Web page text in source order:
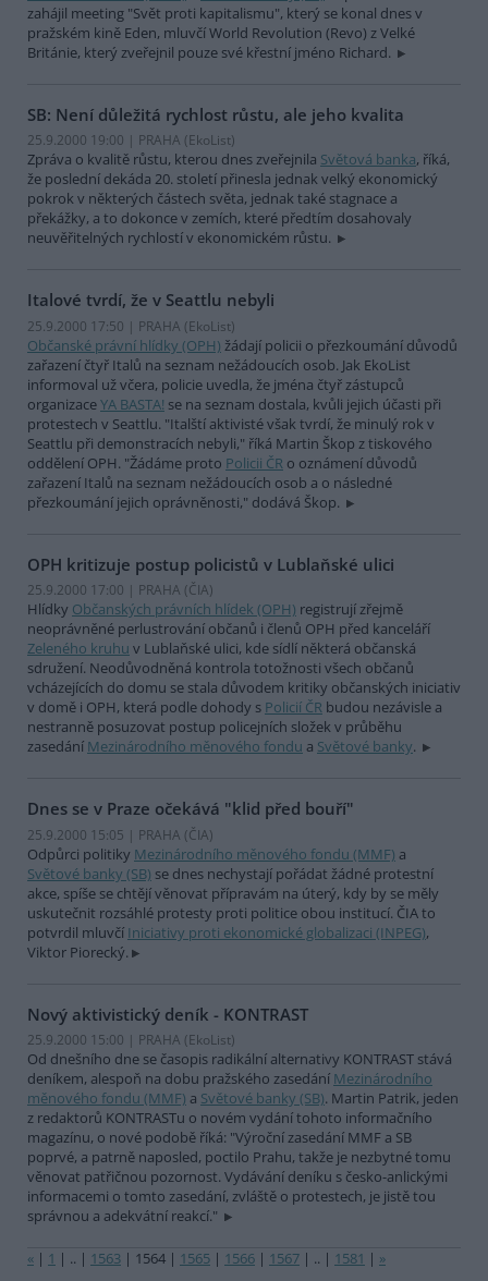
zahájil meeting "Svět proti kapitalismu", který se konal dnes v
pražském kině Eden, mluvčí World Revolution (Revo) z Velké
Británie, který zveřejnil pouze své křestní jméno Richard.
SB: Není důležitá rychlost růstu, ale jeho kvalita
25.9.2000 19:00 | PRAHA (EkoList)
Zpráva o kvalitě růstu, kterou dnes zveřejnila Světová banka, říká,
že poslední dekáda 20. století přinesla jednak velký ekonomický
pokrok v některých částech světa, jednak také stagnace a
překážky, a to dokonce v zemích, které předtím dosahovaly
neuvěřitelných rychlostí v ekonomickém růstu.
Italové tvrdí, že v Seattlu nebyli
25.9.2000 17:50 | PRAHA (EkoList)
Občanské právní hlídky (OPH) žádají policii o přezkoumání důvodů
zařazení čtyř Italů na seznam nežádoucích osob. Jak EkoList
informoval už včera, policie uvedla, že jména čtyř zástupců
organizaceYA BASTA! se na seznam dostala, kvůli jejich účasti při
protestech v Seattlu. "Italští aktivisté však tvrdí, že minulý rok v
Seattlu při demonstracích nebyli," říká Martin Škop z tiskového
oddělení OPH. "Žádáme proto Policii ČR o oznámení důvodů
zařazení Italů na seznam nežádoucích osob a o následné
přezkoumání jejich oprávněnosti," dodává Škop.
OPH kritizuje postup policistů v Lublaňské ulici
25.9.2000 17:00 | PRAHA (ČIA)
Hlídky Občanských právních hlídek (OPH) registrují zřejmě
neoprávněné perlustrování občanů i členů OPH před kanceláří
Zeleného kruhu v Lublaňské ulici, kde sídlí některá občanská
sdružení. Neodůvodněná kontrola totožnosti všech občanů
vcházejících do domu se stala důvodem kritiky občanských iniciativ
v domě i OPH, která podle dohody s Policií ČR budou nezávisle a
nestranně posuzovat postup policejních složek v průběhu
zasedání Mezinárodního měnového fondu a Světové banky.
Dnes se v Praze očekává "klid před bouří"
25.9.2000 15:05 | PRAHA (ČIA)
Odpůrci politiky Mezinárodního měnového fondu (MMF) a
Světové banky (SB) se dnes nechystají pořádat žádné protestní
akce, spíše se chtějí věnovat přípravám na úterý, kdy by se měly
uskutečnit rozsáhlé protesty proti politice obou institucí. ČIA to
potvrdil mluvčí Iniciativy proti ekonomické globalizaci (INPEG),
Viktor Piorecký.
Nový aktivistický deník - KONTRAST
25.9.2000 15:00 | PRAHA (EkoList)
Od dnešního dne se časopis radikální alternativy KONTRAST stává
deníkem, alespoň na dobu pražského zasedání Mezinárodního
měnového fondu (MMF) a Světové banky (SB). Martin Patrik, jeden
z redaktorů KONTRASTu o novém vydání tohoto informačního
magazínu, o nové podobě říká: "Výroční zasedání MMF a SB
poprvé, a patrně naposled, poctilo Prahu, takže je nezbytné tomu
věnovat patřičnou pozornost. Vydávání deníku s česko-anlickými
informacemi o tomto zasedání, zvláště o protestech, je jistě tou
správnou a adekvátní reakcí."
« | 1 | .. | 1563 | 1564 | 1565 | 1566 | 1567 | .. | 1581 | »